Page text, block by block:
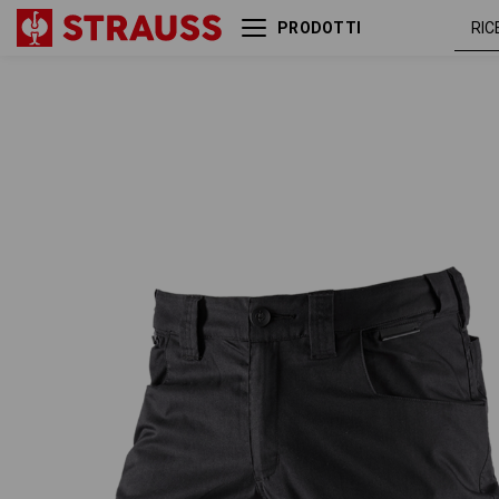
PRODOTTI
nero